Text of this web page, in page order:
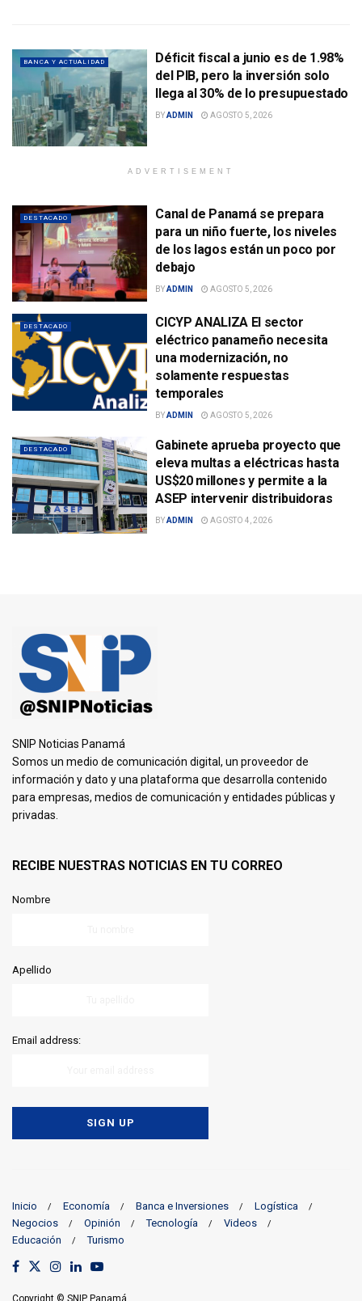
BANCA Y ACTUALIDAD
Déficit fiscal a junio es de 1.98%
del PIB, pero la inversión solo
llega al 30% de lo presupuestado
BYADMIN AGOSTO 5, 2026
ADVERTISEMENT
DESTACADO
Canal de Panamá se prepara
para un niño fuerte, los niveles
de los lagos están un poco por
debajo
BYADMIN AGOSTO 5, 2026
DESTACADO
CICYP ANALIZA El sector
eléctrico panameño necesita
una modernización, no
solamente respuestas
temporales
BYADMIN AGOSTO 5, 2026
DESTACADO
Gabinete aprueba proyecto que
eleva multas a eléctricas hasta
US$20 millones y permite a la
ASEP intervenir distribuidoras
BYADMIN AGOSTO 4, 2026
SNIP Noticias Panamá
Somos un medio de comunicación digital, un proveedor de
información y dato y una plataforma que desarrolla contenido
para empresas, medios de comunicación y entidades públicas y
privadas.
RECIBE NUESTRAS NOTICIAS EN TU CORREO
Nombre
Apellido
Email address:
Inicio Economía Banca e Inversiones
Logística
Negocios
Opinión Tecnología
Videos
Educación
Turismo